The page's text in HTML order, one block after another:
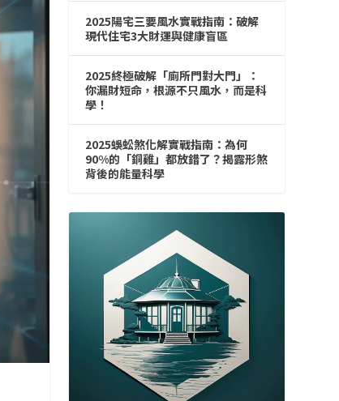
2025陽宅三要風水實戰指南：破解
現代住宅3大財運與健康盲區
2025終極破解「廁所門對大門」：
你漏財短命，根源不只風水，而是科
學！
2025蜈蚣煞化解實戰指南：為何
90%的「銅雞」都放錯了？揭露形煞
背後的能量科學